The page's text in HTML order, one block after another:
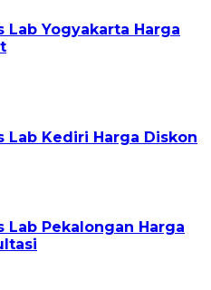
Lab Yogyakarta Harga
Lab Kediri Harga Diskon
Lab Pekalongan Harga